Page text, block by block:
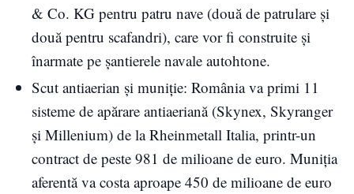
& Co. KG pentru patru nave (două de patrulare și
două pentru scafandri), care vor fi construite și
înarmate pe șantierele navale autohtone.
Scut antiaerian și muniție: România va primi 11
sisteme de apărare antiaeriană (Skynex, Skyranger
și Millenium) de la Rheinmetall Italia, printr-un
contract de peste 981 de milioane de euro. Muniția
aferentă va costa aproape 450 de milioane de euro